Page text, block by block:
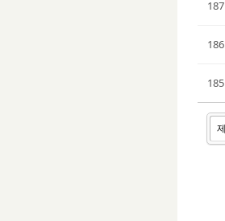
187
186
185